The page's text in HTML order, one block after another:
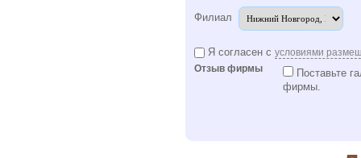
Филиал
Я согласен с условиями
Отзыв фирмы
Поставьте
фирмы.